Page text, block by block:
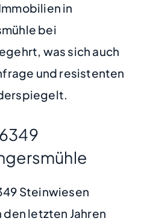
in
bei
was sich auch
und resistenten
Steinwiesen
letzten Jahren